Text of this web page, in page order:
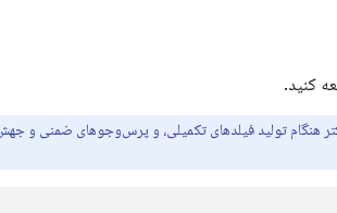
کنید.
هنگام تولید فیلدهای تکمیلی، و پرس‌وجوهای ضمنی و